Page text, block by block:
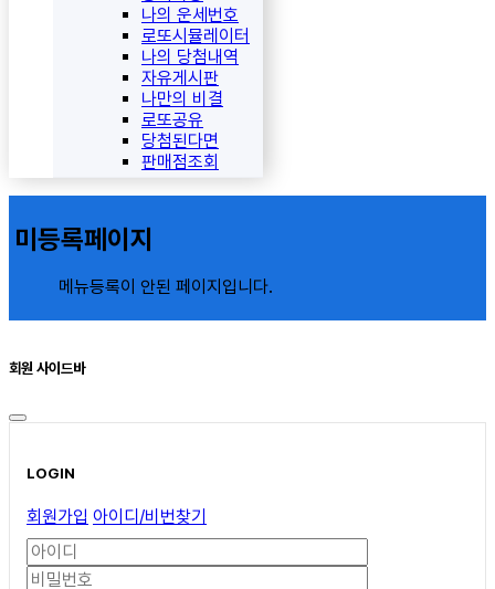
나의 운세번호
로또시뮬레이터
나의 당첨내역
자유게시판
나만의 비결
로또공유
당첨된다면
판매점조회
미등록페이지
메뉴등록이 안된 페이지입니다.
회원 사이드바
LOGIN
회원가입 아이디/비번찾기